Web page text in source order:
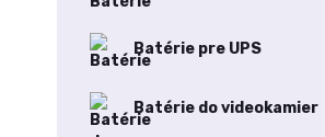
Batérie pre UPS
Batérie do videokamier